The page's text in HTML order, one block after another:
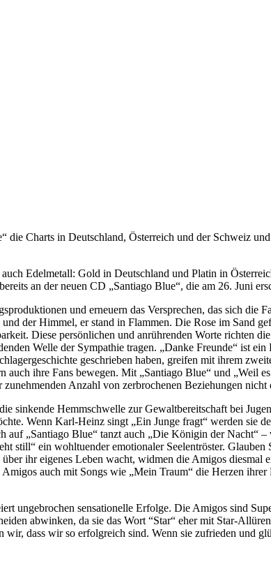
die Charts in Deutschland, Österreich und der Schweiz
Edelmetall: Gold in Deutschland und Platin in
an der neuen CD „Santiago Blue“, die am 26. Juni
und erneuern das Versprechen, das sich die
der Himmel, er stand in Flammen. Die Rose im Sand
Diese persönlichen und anrührenden Worte richten
Welle der Sympathie tragen. „Danke Freunde“ ist
geschrieben haben, greifen mit ihrem
auch ihre Fans bewegen. Mit „Santiago Blue“ und „Weil
Anzahl von zerbrochenen Beziehungen
sinkende Hemmschwelle zur Gewaltbereitschaft bei
Wenn Karl-Heinz singt „Ein Junge fragt“ werden sie
„Santiago Blue“ tanzt auch „Die Königin der Nacht“
still“ ein wohltuender emotionaler Seelentröster.
ihr eigenes Leben wacht, widmen die Amigos diesmal
auch mit Songs wie „Mein Traum“ die Herzen ihrer
sensationelle Erfolge. Die Amigos sind
abwinken, da sie das Wort “Star“ eher mit Star-
dass wir so erfolgreich sind. Wenn sie zufrieden und